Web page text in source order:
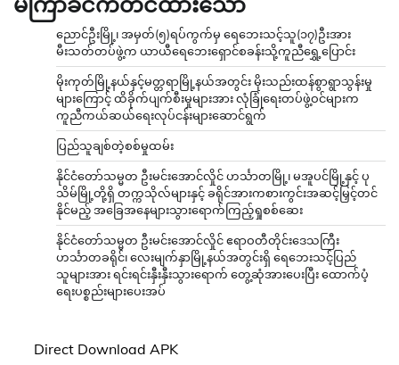
ညောင်ဦးမြို့၊ အမှတ်(၅)ရပ်ကွက်မှ ရေဘေးသင့်သူ(၁၇)ဦးအား
မီးသတ်တပ်ဖွဲ့က ယာယီရေဘေးရှောင်စခန်းသို့ကူညီရွှေ့ပြောင်း
မိုးကုတ်မြို့နယ်နှင့်မတ္တရာမြို့နယ်အတွင်း မိုးသည်းထန်စွာရွာသွန်းမှု
များကြောင့် ထိခိုက်ပျက်စီးမှုများအား လုံခြုံရေးတပ်ဖွဲ့ဝင်များက
ကူညီကယ်ဆယ်ရေးလုပ်ငန်းများဆောင်ရွက်
ပြည်သူချစ်တဲ့စစ်မှုထမ်း
နိုင်ငံတော်သမ္မတ ဦးမင်းအောင်လှိုင် ဟင်္သာတမြို့၊ မအူပင်မြို့နှင့် ပု
သိမ်မြို့တို့ရှိ တက္ကသိုလ်များနှင့် ခရိုင်အားကစားကွင်းအဆင့်မြှင့်တင်
နိုင်မည့် အခြေအနေများသွားရောက်ကြည့်ရှုစစ်ဆေး
နိုင်ငံတော်သမ္မတ ဦးမင်းအောင်လှိုင် ဧရာဝတီတိုင်းဒေသကြီး
ဟင်္သာတခရိုင်၊ လေးမျက်နှာမြို့နယ်အတွင်းရှိ ရေဘေးသင့်ပြည်
သူများအား ရင်းရင်းနှီးနှီးသွားရောက် တွေ့ဆုံအားပေးပြီး ထောက်ပံ့
ရေးပစ္စည်းများပေးအပ်
Direct Download APK